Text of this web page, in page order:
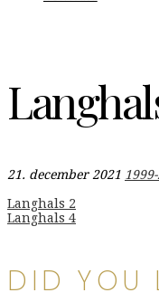
21. december 2021
Langhals 2
Langhals 4
DID YOU